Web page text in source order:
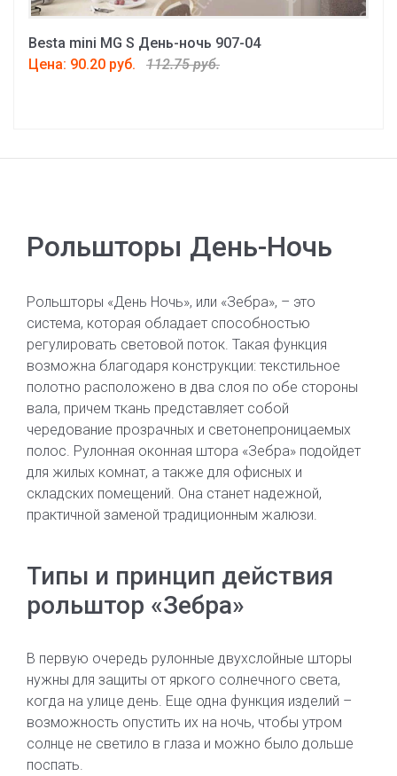
Besta mini MG S День-ночь 907-04
Цена: 90.20 руб.
112.75 руб.
Рольшторы День-Ночь
Рольшторы «День Ночь», или «Зебра», – это
система, которая обладает способностью
регулировать световой поток. Такая функция
возможна благодаря конструкции: текстильное
полотно расположено в два слоя по обе стороны
вала, причем ткань представляет собой
чередование прозрачных и светонепроницаемых
полос. Рулонная оконная штора «Зебра» подойдет
для жилых комнат, а также для офисных и
складских помещений. Она станет надежной,
практичной заменой традиционным жалюзи.
Типы и принцип действия
рольштор «Зебра»
В первую очередь рулонные двухслойные шторы
нужны для защиты от яркого солнечного света,
когда на улице день. Еще одна функция изделий –
возможность опустить их на ночь, чтобы утром
солнце не светило в глаза и можно было дольше
поспать.